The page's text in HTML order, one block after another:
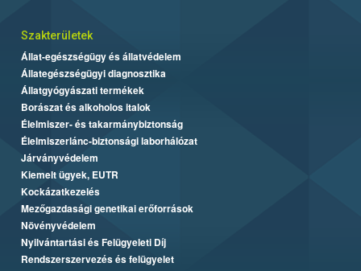
Szakterületek
Állat-egészségügy és állatvédelem
Állategészségügyi diagnosztika
Állatgyógyászati termékek
Borászat és alkoholos italok
Élelmiszer- és takarmánybiztonság
Élelmiszerlánc-biztonsági laborhálózat
Járványvédelem
Kiemelt ügyek, EUTR
Kockázatkezelés
Mezőgazdasági genetikai erőforrások
Növényvédelem
Nyilvántartási és Felügyeleti Díj
Rendszerszervezés és felügyelet